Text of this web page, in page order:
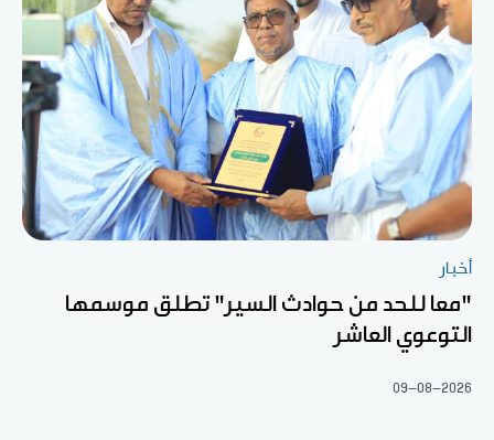
أخبار
"معا للحد من حوادث السير" تطلق موسمها
التوعوي العاشر
09-08-2026